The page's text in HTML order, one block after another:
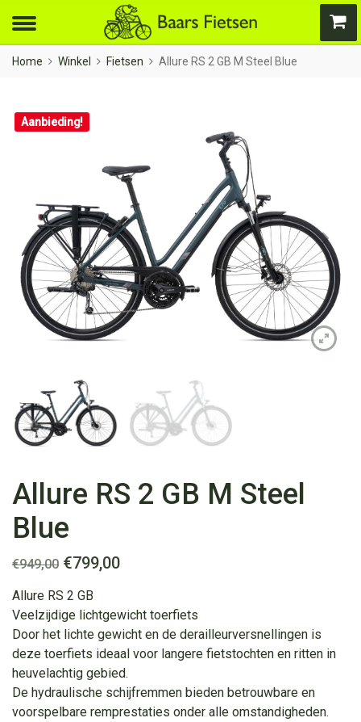
Home Winkel Fietsen Allure RS 2 GB M Steel Blue
Aanbieding!
Allure RS 2 GB M Steel
Blue
€949,00 Oorspronkelijke
was:
€949,00.
€799,00Huidige
€799,00.
Allure RS 2 GB
Veelzijdige lichtgewicht toerfiets
Door het lichte gewicht en de derailleurversnellingen is
deze toerfiets ideaal voor langere fietstochten en ritten in
heuvelachtig gebied.
De hydraulische schijfremmen bieden betrouwbare en
voorspelbare remprestaties onder alle omstandigheden.